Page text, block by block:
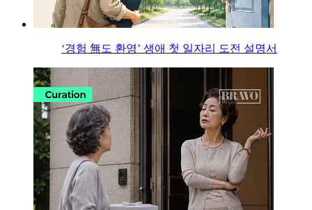
‘경험 無도 환영’ 생애 첫 일자리 도전 설명서